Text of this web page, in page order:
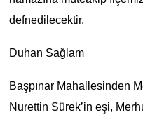
defnedilecektir.
Duhan Sağlam
Başpınar Mahallesinden
Nurettin Sürek’in eşi,